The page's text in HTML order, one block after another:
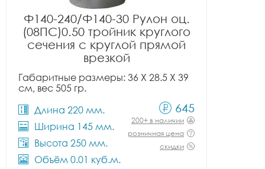
Ф140-240/Ф140-30 Рулон оц.
(08ПС)0.50 тройник круглого
сечения с круглой прямой
врезкой
Габаритные размеры: 36 X 28.5 X 39
см, вес 505 гр.
Длина 220 мм.
Ширина 145 мм.
Высота 250 мм.
Объём 0.01 куб.м.
645
200+ в наличии
розничная цена
скидки